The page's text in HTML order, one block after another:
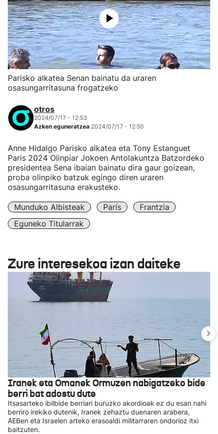
Parisko alkatea Senan bainatu da uraren
osasungarritasuna frogatzeko
otros
2024/07/17 - 12:53
Azken eguneratzea 2024/07/17 - 12:50
Anne Hidalgo Parisko alkatea eta Tony Estanguet
Paris 2024 Olinpiar Jokoen Antolakuntza Batzordeko
presidentea Sena ibaian bainatu dira gaur goizean,
proba olinpiko batzuk egingo diren uraren
osasungarritasuna erakusteko.
Munduko Albisteak París
Frantzia
Eguneko Titularrak
Zure interesekoa izan daiteke
Iranek eta Omanek Ormuzen nabigatzeko bide
berri bat adostu dute
Itsasarteko ibilbide berriari buruzko akordioak ez du esan nahi
berriro irekiko dutenik, Iranek zehaztu duenaren arabera,
AEBen eta Israelen arteko erasoaldi militarraren ondorioz itxi
baitzuten.